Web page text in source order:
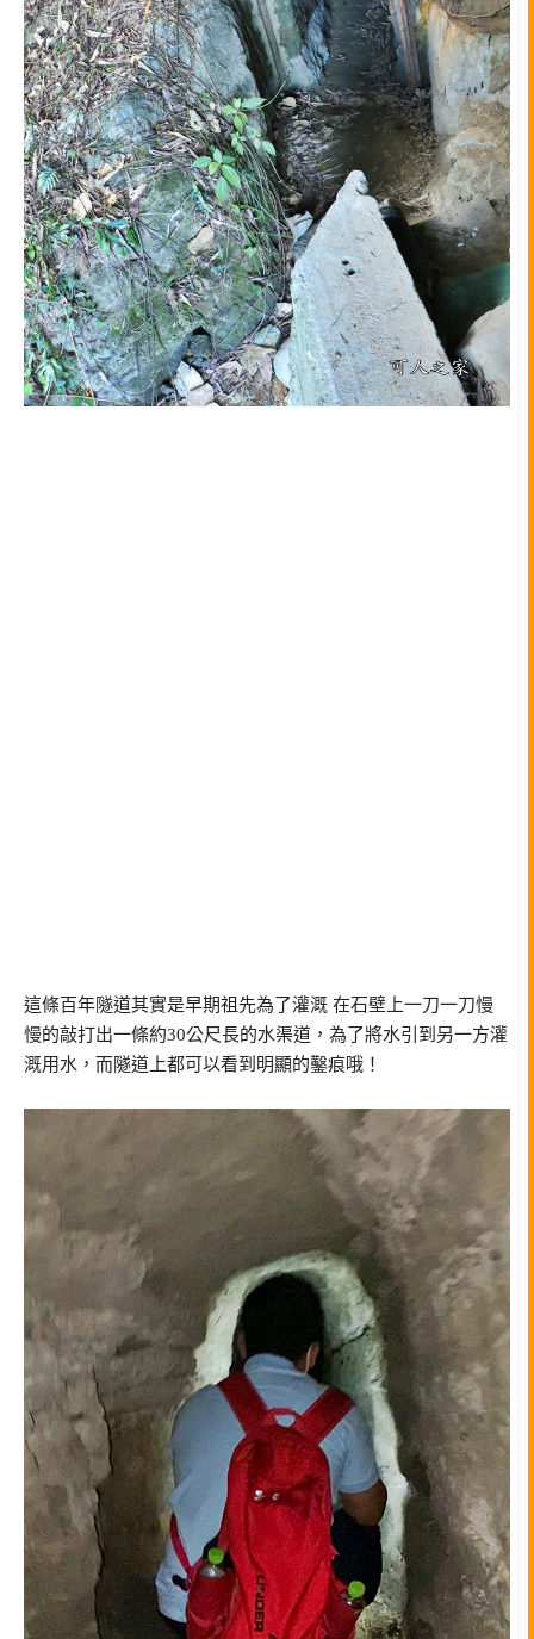
這條百年隧道其實是早期祖先為了灌溉 在石壁上一刀一刀慢
慢的敲打出一條約30公尺長的水渠道，為了將水引到另一方灌
溉用水，而隧道上都可以看到明顯的鑿痕哦！